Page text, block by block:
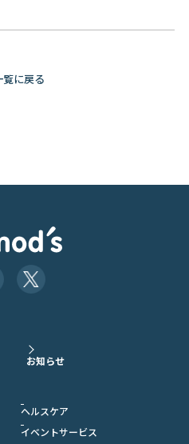
覧に戻る
お知らせ
ヘルスケア
イベントサービス